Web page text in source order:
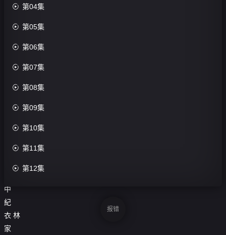
0.0
演：
播
中
紀
衣 林
家
 第04集
 第05集
 第06集
 第07集
 第08集
 第09集
 第10集
 第11集
 第12集
报错